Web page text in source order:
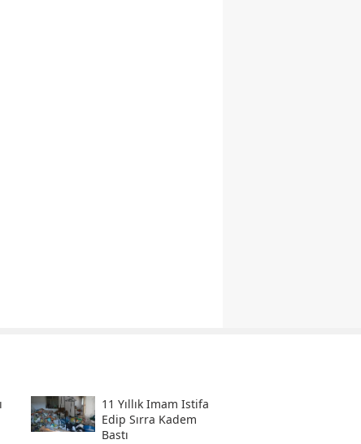
11 Yıllık Imam Istifa
Edip Sırra Kadem
Bastı